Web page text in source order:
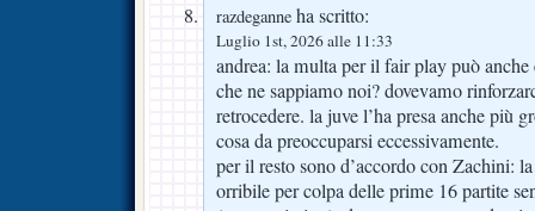
razdeganne ha scritto:
Luglio 1st, 2026 alle 11:33
andrea: la multa per il fair play può anche
che ne sappiamo noi? dovevamo
retrocedere. la juve l’ha presa anche più
cosa da preoccuparsi eccessivamente.
per il resto sono d’accordo con Zachini:
orribile per colpa delle prime 16 partite